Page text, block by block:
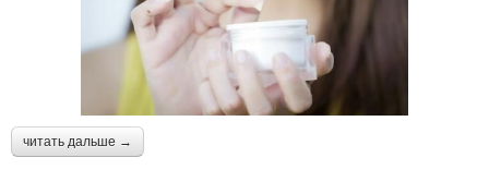
читать дальше →